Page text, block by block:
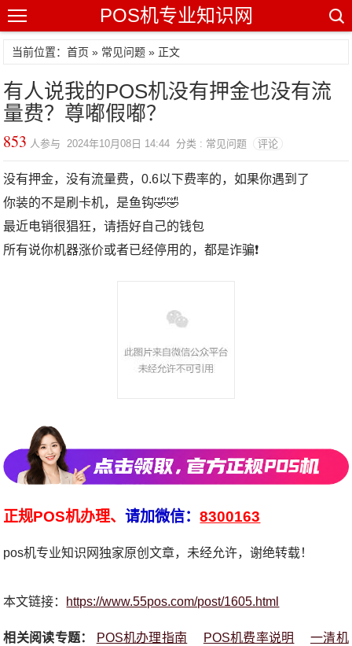
POS机专业知识网
当前位置：首页 » 常见问题 » 正文
有人说我的POS机没有押金也没有流
量费？尊嘟假嘟？
853 人参与 2024年10月08日 14:44 分类 : 常见问题 评论
没有押金，没有流量费，0.6以下费率的，如果你遇到了
你装的不是刷卡机，是鱼钩🤣🤣
最近电销很猖狂，请捂好自己的钱包
所有说你机器涨价或者已经停用的，都是诈骗❗ ‎ ‎ ‍⁠‎⁠
正规POS机办理、请加微信：8300163
pos机专业知识网独家原创文章，未经允许，谢绝转载！
本文链接： https://www.55pos.com/post/1605.html
相关阅读专题： POS机办理指南 POS机费率说明
一清机